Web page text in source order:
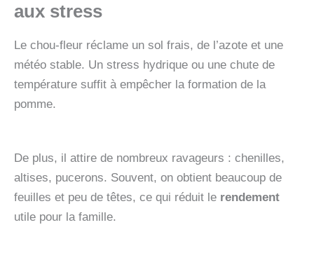
aux stress
Le chou-fleur réclame un sol frais, de l’azote et une
météo stable. Un stress hydrique ou une chute de
température suffit à empêcher la formation de la
pomme.
De plus, il attire de nombreux ravageurs : chenilles,
altises, pucerons. Souvent, on obtient beaucoup de
feuilles et peu de têtes, ce qui réduit le rendement
utile pour la famille.